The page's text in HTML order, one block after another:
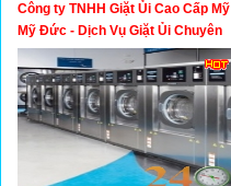
Công ty TNHH Giặt Ủi Cao Cấp Mỹ
Mỹ Đức - Dịch Vụ Giặt Ủi Chuyên
Nghiệp Tphcm